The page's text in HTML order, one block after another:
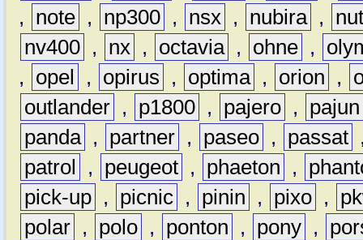
,
note , np300 , nsx , nubira ,
nv400 , nx , octavia , ohne ,
,
opel , opirus , optima , orion ,
outlander , p1800 , pajero ,
pajun
panda , partner , paseo , passat
patrol
, peugeot , phaeton ,
pick-up , picnic , pinin , pixo ,
polar , polo , ponton , pony ,